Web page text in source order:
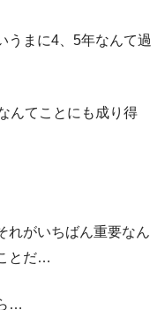
うまに4、5年なんて過
んてことにも成り得
れがいちばん重要なん
とだ…
…